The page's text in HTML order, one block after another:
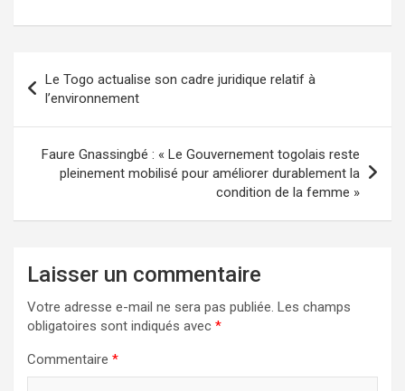
de
l’article
Le Togo actualise son cadre juridique relatif à
l’environnement
Faure Gnassingbé : « Le Gouvernement togolais reste
pleinement mobilisé pour améliorer durablement la
condition de la femme »
Laisser un commentaire
Votre adresse e-mail ne sera pas publiée. Les champs
obligatoires sont indiqués avec *
Commentaire *